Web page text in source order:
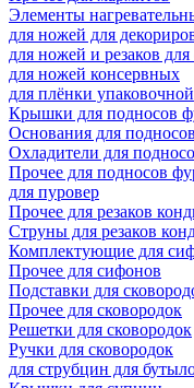
Элементы
для ножей для
для ножей и резаков для
для ножей консервных
для плёнки упаковочной
Крышки для подносов
Основания для
Охладители для
Прочее для подносов
для пуровер
Прочее для резаков
Струны для резаков
Комплектующие для
Прочее для сифонов
Подставки для
Прочее для сковородок
Решетки для сковородок
Ручки для сковородок
для струбцин для